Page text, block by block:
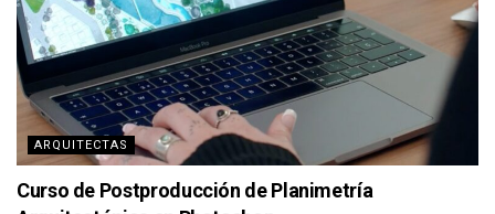
ARQUITECTAS
Curso de Postproducción de Planimetría